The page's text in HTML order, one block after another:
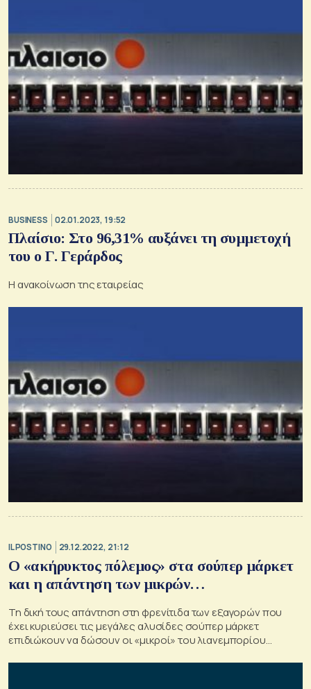
BUSINESS 02.01.2023, 19:52
Πλαίσιο: Στο 96,31% αυξάνει τη συμμετοχή
του ο Γ. Γεράρδος
Η ανακοίνωση της εταιρείας
IL POSTINO 29.12.2022, 21:12
O «ακήρυκτος πόλεμος» στα σούπερ μάρκετ
και η απάντηση των μικρών…
Τη δική τους απάντηση στη φρενίτιδα των εξαγορών που
έχει κυριεύσει τις μεγάλες αλυσίδες σούπερ μάρκετ
επιδιώκουν να δώσουν οι «μικροί» του λιανεμπορίου